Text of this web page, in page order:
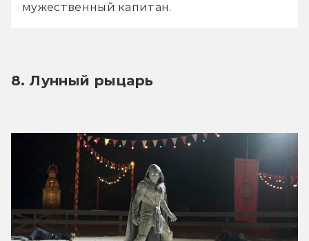
мужественный капитан.
8. Лунный рыцарь